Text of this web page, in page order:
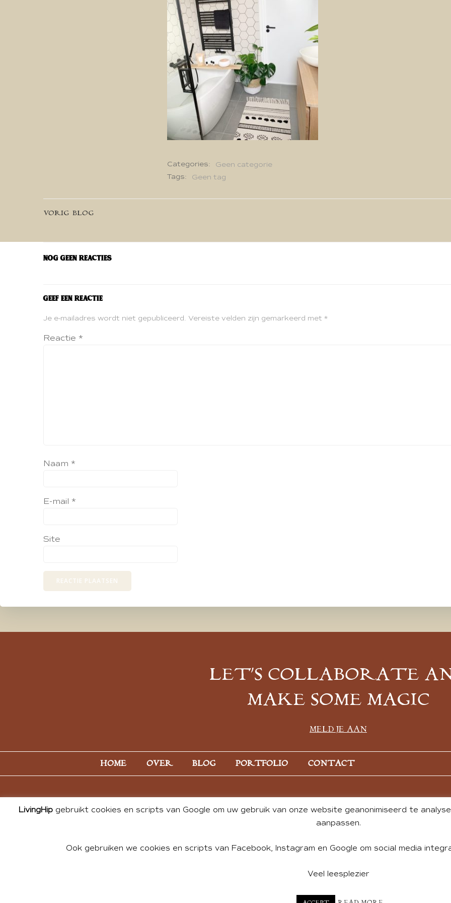
Categories:
Geen categorie
Tags:
Geen tag
Bericht
navigatie
VORIG BLOG
Nog geen reacties
Geef een reactie
Je e-mailadres wordt niet gepubliceerd. Vereiste velden zijn gemarkeerd met *
Reactie *
Naam *
E-mail *
Site
LET’S COLLABORATE
MAKE SOME MAGIC
MELD JE AAN
HOME OVER BLOG PORTFOLIO CONTACT
© 2026 ALL PHOTOS & CONTENT BY ANDREA DE GROOT. WEBSITE DESIGN BY
LivingHip gebruikt cookies en scripts van Google om uw gebruik van onze website geanonimiseerd te
aanpassen.
Ook gebruiken we cookies en scripts van Facebook, Instagram en Google om social media
Veel leesplezier